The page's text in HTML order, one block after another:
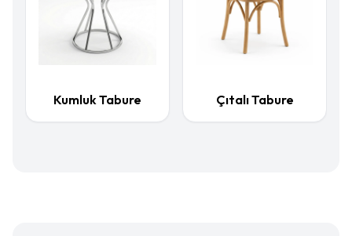
Kumluk Tabure Çıtalı Tabure